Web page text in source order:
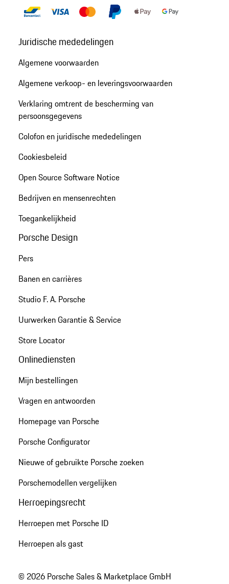
Juridische mededelingen
Algemene voorwaarden
Algemene verkoop- en leveringsvoorwaarden
Verklaring omtrent de bescherming van
persoonsgegevens
Colofon en juridische mededelingen
Cookiesbeleid
Open Source Software Notice
Bedrijven en mensenrechten
Toegankelijkheid
Porsche Design
Pers
Banen en carrières
Studio F. A. Porsche
Uurwerken Garantie & Service
Store Locator
Onlinediensten
Mijn bestellingen
Vragen en antwoorden
Homepage van Porsche
Porsche Configurator
Nieuwe of gebruikte Porsche zoeken
Porschemodellen vergelijken
Herroepingsrecht
Herroepen met Porsche ID
Herroepen als gast
© 2026 Porsche Sales & Marketplace GmbH